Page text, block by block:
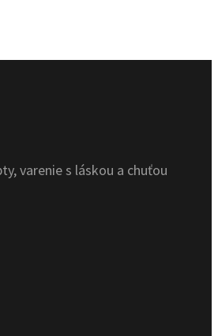
varenie s láskou a chuťou